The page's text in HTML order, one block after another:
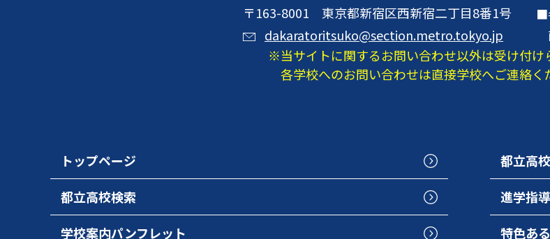
〒163-8001 東京都新宿区西新宿二丁目8番1号
dakaratoritsuko@section.metro.tokyo.jp
当サイトに関するお問い合わせ以外は受け付け
各学校へのお問い合わせは直接学校へご連絡く
トップページ
都立高校検索
学校案内パンフレット
都立高
進学指
特色あ